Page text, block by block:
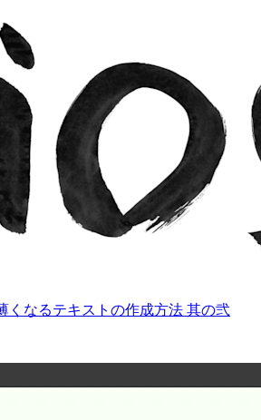
くなるテキストの作成方法 其の弐